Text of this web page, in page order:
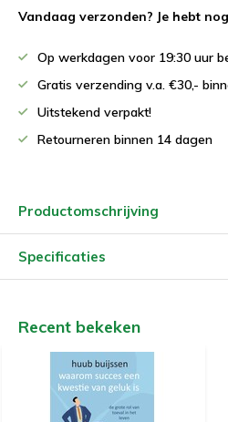
Vandaag verzonden? Je hebt
Op werkdagen voor 19:30 uur
Gratis verzending v.a. €30,-
Uitstekend verpakt!
Retourneren binnen 14 dagen
Productomschrijving
Specificaties
Recent bekeken